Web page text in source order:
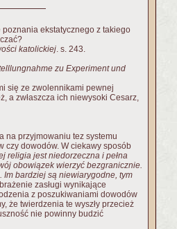
ekstatycznego z takiego
katolickiej. s. 243.
zu Experiment und
się ze zwolennikami pewnej
a zwłaszcza ich niewysoki Cesarz,
na przyjmowaniu tez systemu
czy dowodów. W ciekawy sposób
religia jest niedorzeczna i pełna
obowiązek wierzyć bezgranicznie.
bardziej są niewiarygodne, tym
zasługi wynikające
z poszukiwaniami dowodów
że twierdzenia te wyszły przecież
nie powinny budzić